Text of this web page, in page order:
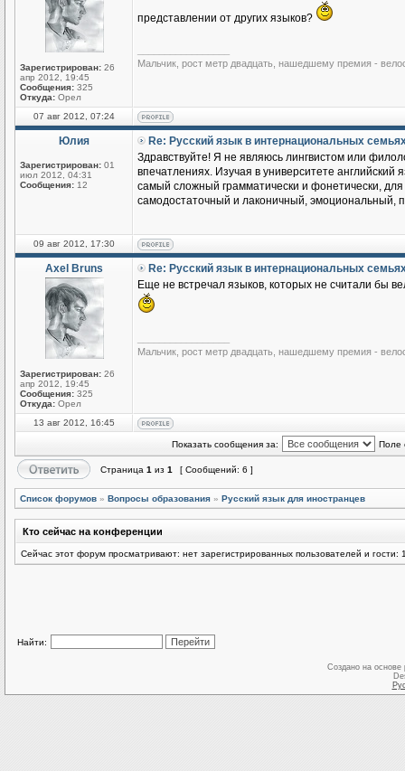
Зарегистрирован: 26
апр 2012, 19:45
Сообщения: 325
Откуда: Орел
представлении от других языков?
Мальчик, рост метр двадцать, нашедшему премия -
07 авг 2012, 07:24
Юлия
Зарегистрирован: 01
июл 2012, 04:31
Сообщения: 12
Re: Русский язык в интернациональных
Здравствуйте! Я не являюсь лингвистом или
впечатлениях. Изучая в университете английский
самый сложный грамматически и фонетически, для
самодостаточный и лаконичный, эмоциональный,
09 авг 2012, 17:30
Axel Bruns
Зарегистрирован: 26
апр 2012, 19:45
Сообщения: 325
Откуда: Орел
Re: Русский язык в интернациональных
Еще не встречал языков, которых не считали бы
Мальчик, рост метр двадцать, нашедшему премия -
13 авг 2012, 16:45
Показать сообщения за: Поле
Страница 1 из 1 [ Сообщений: 6 ]
Список форумов » Вопросы образования » Русский язык для иностранцев
Кто сейчас на конференции
Сейчас этот форум просматривают: нет зарегистрированных пользователей и гости:
Найти:
Создано на основе